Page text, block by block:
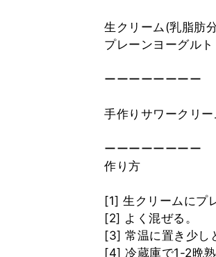
生クリーム(乳脂肪
プレーンヨーグル
ーーーーーーーー
手作りサワークリ
ーーーーーーーー
作り方
[1] 生クリームにプ
[2] よく混ぜる。
[3] 常温に置き少し